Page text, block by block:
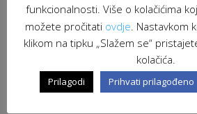
funkcionalnosti. Više o kolačićima
možete pročitati ovdje . Nastavkom
klikom na tipku „Slažem se“
kolačića.
Prilagodi Prihvati prilagođeno